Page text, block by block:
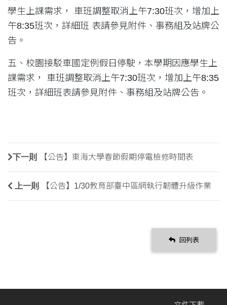
學生上課需求， 車班調整取消上午7:30班次，增加上
午8:35班次，詳細班 表請參見附件、事務組及站牌公
告。
五、校園接駁車國定例假日停駛，本學期因應學生上
課需求， 車班調整取消上午7:30班次，增加上午8:35
班次，詳細班表請參見附件、事務組及站牌公告。
下一則 【公告】東海大學春節假期停電檢修時間表
上一則 【公告】1/30教育部臺中區網執行韌體升級作業
回列表